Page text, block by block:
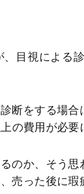
目視による
断をする場
の費用が必要
のか、そう
売った後に